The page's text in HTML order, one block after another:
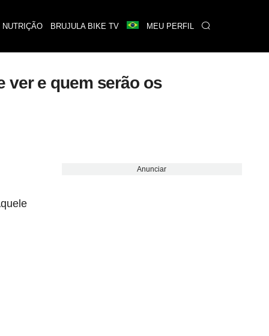
BRUJULA BIKE TV MEU PERFIL
ver e quem serão os
Anunciar